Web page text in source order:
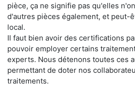
pièce, ça ne signifie pas qu'elles
d'autres pièces également, et peut-
local.
Il faut bien avoir des certifications
pouvoir employer certains
experts. Nous détenons toutes ces
permettant de doter nos
traitements.